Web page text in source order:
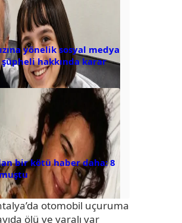
yönelik sosyal medya
şüpheli hakkında karar
bir kötü haber daha: 8
otomobil uçuruma
ölü ve yaralı var